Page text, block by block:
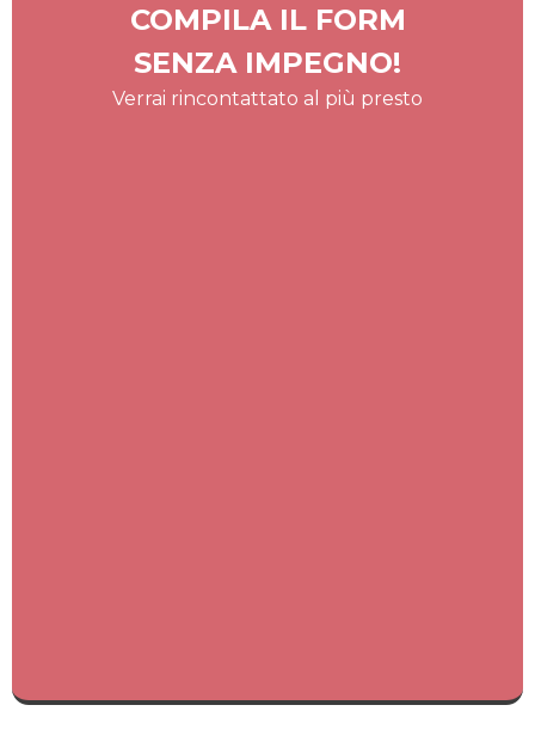
COMPILA IL FORM
SENZA IMPEGNO!
Verrai rincontattato al più presto